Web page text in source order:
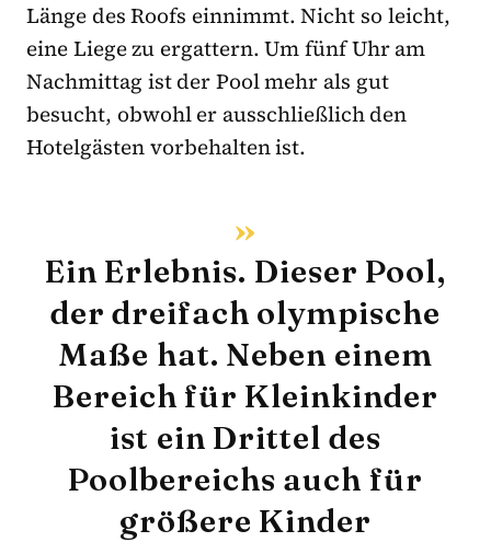
Länge des Roofs einnimmt. Nicht so leicht,
eine Liege zu ergattern. Um fünf Uhr am
Nachmittag ist der Pool mehr als gut
besucht, obwohl er ausschließlich den
Hotelgästen vorbehalten ist.
Ein Erlebnis. Dieser Pool,
der dreifach olympische
Maße hat. Neben einem
Bereich für Kleinkinder
ist ein Drittel des
Poolbereichs auch für
größere Kinder